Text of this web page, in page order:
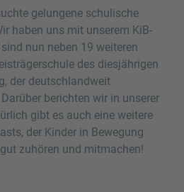
gelungene schulische
haben uns mit unserem KiB-
nun neben 19 weiteren
des diesjährigen
der deutschlandweit
berichten wir in unserer
gibt es auch eine weitere
der Kinder in Bewegung
zuhören und mitmachen!